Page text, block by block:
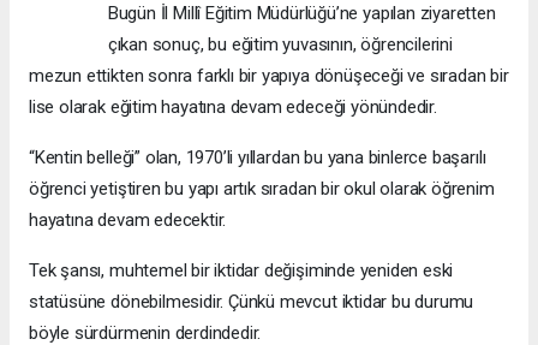
Bugün İl Millî Eğitim Müdürlüğü’ne yapılan ziyaretten
çıkan sonuç, bu eğitim yuvasının, öğrencilerini
mezun ettikten sonra farklı bir yapıya dönüşeceği ve sıradan bir
lise olarak eğitim hayatına devam edeceği yönündedir.
“Kentin belleği” olan, 1970’li yıllardan bu yana binlerce başarılı
öğrenci yetiştiren bu yapı artık sıradan bir okul olarak öğrenim
hayatına devam edecektir.
Tek şansı, muhtemel bir iktidar değişiminde yeniden eski
statüsüne dönebilmesidir. Çünkü mevcut iktidar bu durumu
böyle sürdürmenin derdindedir.